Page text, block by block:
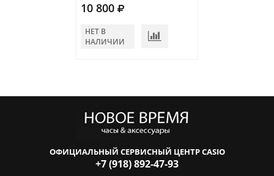
10 800
НЕТ В
НАЛИЧИИ
ОФИЦИАЛЬНЫЙ СЕРВИСНЫЙ ЦЕНТР CASIO
+7 (918) 892-47-93